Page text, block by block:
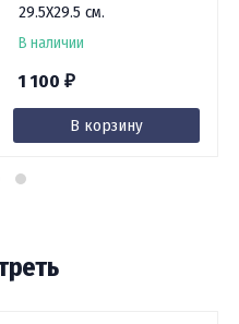
29.5X29.5 см.
В наличии
1 100 ₽
В корзину